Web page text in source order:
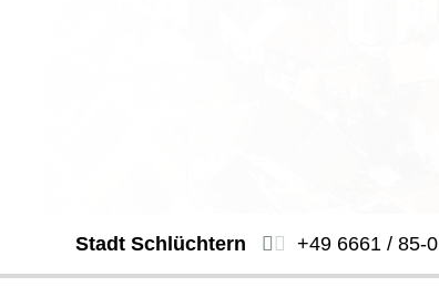
Stadt Schlüchtern +49 6661 / 85-0